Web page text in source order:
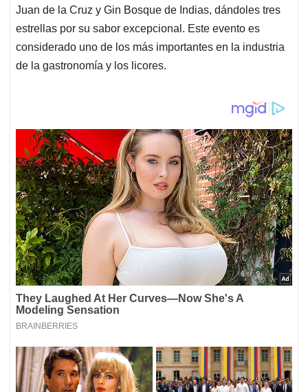
Juan de la Cruz y Gin Bosque de Indias, dándoles tres
estrellas por su sabor excepcional. Este evento es
considerado uno de los más importantes en la industria
de la gastronomía y los licores.